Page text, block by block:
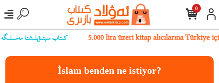
كىتاب سېتىۋېلىشتا مەسىلىگە 5.000 lira üzeri kitap alıcılarına
0
İslam benden ne istiyor?